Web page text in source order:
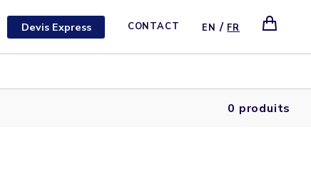
Devis Express CONTACT EN / FR
0 produits